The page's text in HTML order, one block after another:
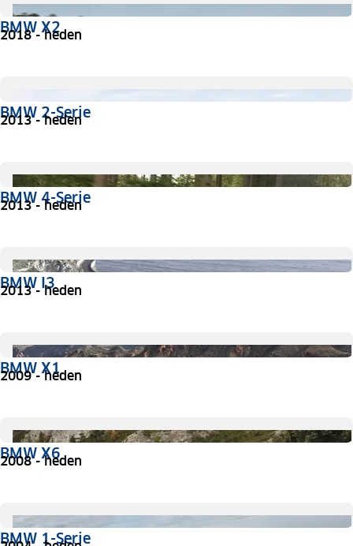
BMW X2
2018 - heden
BMW 2-Serie
2013 - heden
BMW 4-Serie
2013 - heden
BMW I3
2013 - heden
BMW X1
2009 - heden
BMW X6
2008 - heden
BMW 1-Serie